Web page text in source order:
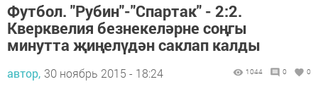
Футбол. "Рубин"-"Спартак" - 2:2.
Кверквелия безнекеләрне соңгы
минутта җиңелүдән саклап калды
автор, 30 ноябрь 2015 - 18:24 1044 0 0